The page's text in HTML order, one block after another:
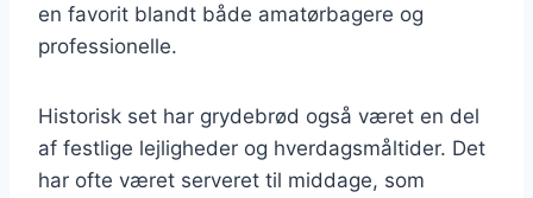
en favorit blandt både amatørbagere og
professionelle.
Historisk set har grydebrød også været en del
af festlige lejligheder og hverdagsmåltider. Det
har ofte været serveret til middage, som